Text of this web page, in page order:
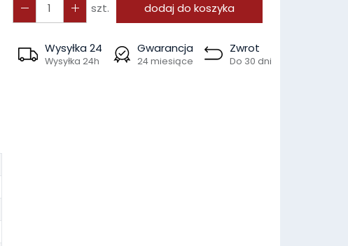
szt. dodaj do koszyka
Wysyłka 24
Wysyłka 24h
Gwarancja
24 miesiące
Zwrot
Do 30 dni